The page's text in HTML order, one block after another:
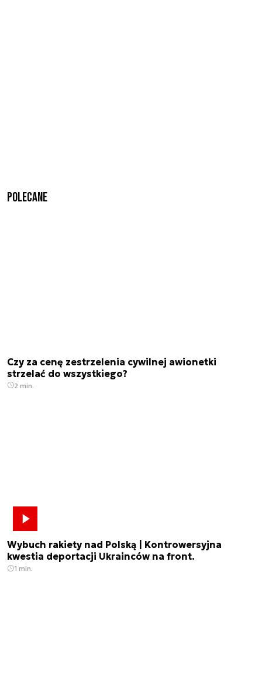
Polecane
Czy za cenę zestrzelenia cywilnej awionetki
strzelać do wszystkiego?
2 min.
Wybuch rakiety nad Polską | Kontrowersyjna
kwestia deportacji Ukrainców na front.
1 min.